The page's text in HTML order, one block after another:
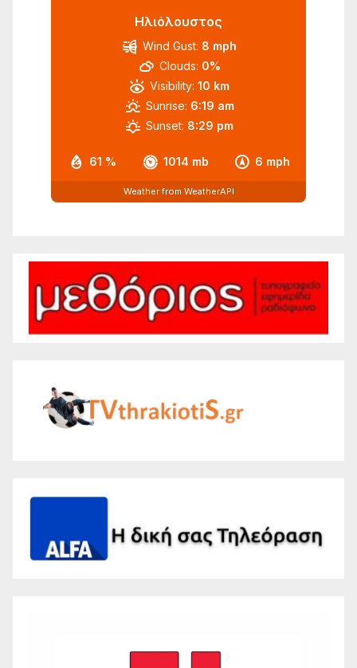
Ηλιόλουστος
61 % 1014 mb 6 mph
Wind Gust: 8 mph
Clouds: 0%
Visibility: 10 km
Sunrise: 6:19 am
Sunset: 8:29 pm
Weather from WeatherAPI